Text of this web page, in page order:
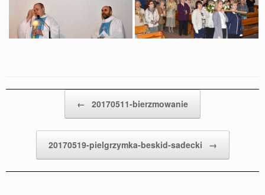
← 20170511-bierzmowanie
20170519-pielgrzymka-beskid-sadecki →